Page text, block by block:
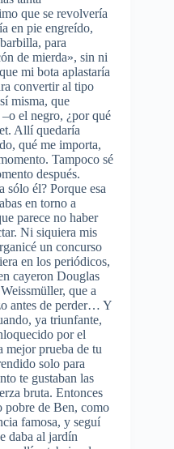
que se revolvería
en pie engreído,
para
de mierda», sin ni
mi bota aplastaría
convertir al tipo
misma, que
el negro, ¿por qué
Allí quedaría
qué me importa,
Tampoco sé
después.
sólo él? Porque esa
en torno a
parece no haber
Ni siquiera mis
un concurso
en los periódicos,
cayeron Douglas
que a
antes de perder… Y
ya triunfante,
por el
mejor prueba de tu
solo para
te gustaban las
bruta. Entonces
pobre de Ben, como
famosa, y seguí
daba al jardín